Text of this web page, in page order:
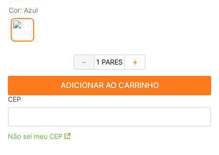
Cor: Azul
＋
－
ADICIONAR AO CARRINHO
CEP
Não sei meu CEP